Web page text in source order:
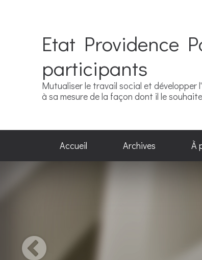
Etat Providence
participants
Mutualiser le travail social et
à sa mesure de la façon dont il le
Accueil Archives À